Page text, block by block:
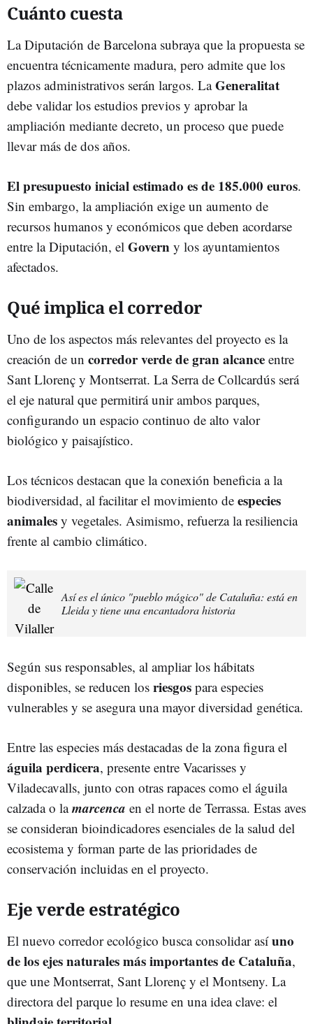
Cuánto cuesta
La Diputación de Barcelona subraya que la propuesta se
encuentra técnicamente madura, pero admite que los
plazos administrativos serán largos. LaGeneralitat
debe validar los estudios previos y aprobar la
ampliación mediante decreto, un proceso que puede
llevar más de dos años.
El presupuesto inicial estimado es de 185.000 euros.
Sin embargo, la ampliación exige un aumento de
recursos humanos y económicos que deben acordarse
entre la Diputación, el Govern y los ayuntamientos
afectados.
Qué implica el corredor
Uno de los aspectos más relevantes del proyecto es la
creación de un corredor verde de gran alcance entre
Sant Llorenç y Montserrat. La Serra de Collcardús será
el eje natural que permitirá unir ambos parques,
configurando un espacio continuo de alto valor
biológico y paisajístico.
Los técnicos destacan que la conexión beneficia a la
biodiversidad, al facilitar el movimiento de especies
animales y vegetales. Asimismo, refuerza la resiliencia
frente al cambio climático.
Así es el único "pueblo mágico" de Cataluña: está en
Lleida y tiene una encantadora historia
Según sus responsables, al ampliar los hábitats
disponibles, se reducen los riesgos para especies
vulnerables y se asegura una mayor diversidad genética.
Entre las especies más destacadas de la zona figura el
águila perdicera, presente entre Vacarisses y
Viladecavalls, junto con otras rapaces como el águila
calzada o lamarcenca en el norte de Terrassa. Estas aves
se consideran bioindicadores esenciales de la salud del
ecosistema y forman parte de las prioridades de
conservación incluidas en el proyecto.
Eje verde estratégico
El nuevo corredor ecológico busca consolidar asíuno
de los ejes naturales más importantes de Cataluña,
que une Montserrat, Sant Llorenç y el Montseny. La
directora del parque lo resume en una idea clave: el